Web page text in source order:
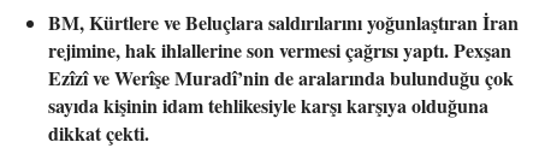
BM, Kürtlere ve Beluçlara saldırılarını yoğunlaştıran İran
rejimine, hak ihlallerine son vermesi çağrısı yaptı. Pexşan
Ezîzî ve Werîşe Muradî’nin de aralarında bulunduğu çok
sayıda kişinin idam tehlikesiyle karşı karşıya olduğuna
dikkat çekti.